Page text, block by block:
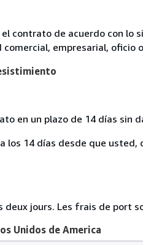
contrato de acuerdo con
empresarial, oficio
en un plazo de 14 días sin
los 14 días desde que usted,
deux jours. Les frais de port
Unidos de America